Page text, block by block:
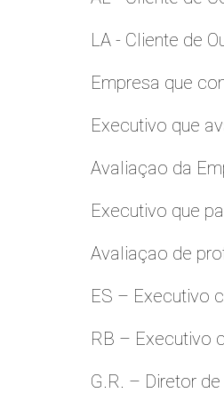
LA - Cliente de
Empresa que
Executivo que
Avaliaçao da
Executivo que
Avaliaçao de
ES – Executivo
RB – Executivo
G.R. – Diretor